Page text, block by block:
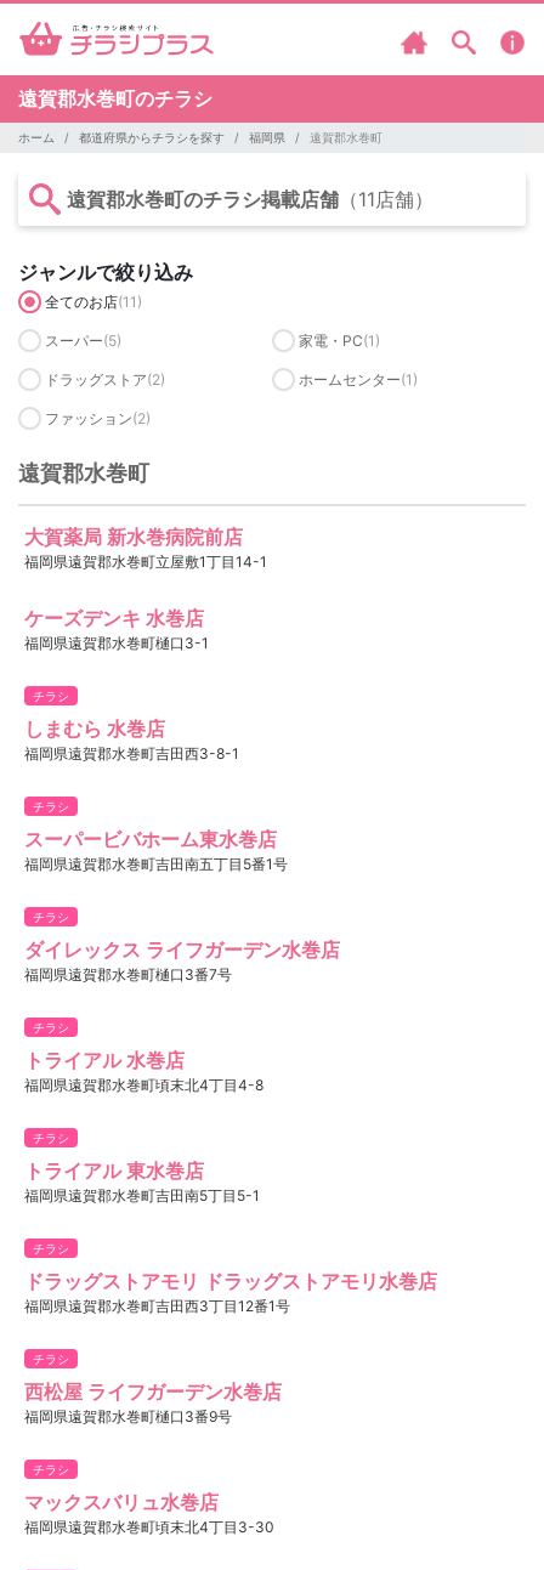
遠賀郡水巻町のチラシ
ホーム 都道府県からチラシを探す 福岡県 遠賀郡水巻町
遠賀郡水巻町のチラシ掲載店舗 （11店舗）
ジャンルで絞り込み
全てのお店(11)
スーパー(5) 家電・PC(1)
ドラッグストア(2) ホームセンター(1)
ファッション(2)
遠賀郡水巻町
大賀薬局 新水巻病院前店
福岡県遠賀郡水巻町立屋敷1丁目14-1
ケーズデンキ 水巻店
福岡県遠賀郡水巻町樋口3-1
チラシ
しまむら 水巻店
福岡県遠賀郡水巻町吉田西3-8-1
チラシ
スーパービバホーム東水巻店
福岡県遠賀郡水巻町吉田南五丁目5番1号
チラシ
ダイレックス ライフガーデン水巻店
福岡県遠賀郡水巻町樋口3番7号
チラシ
トライアル 水巻店
福岡県遠賀郡水巻町頃末北4丁目4-8
チラシ
トライアル 東水巻店
福岡県遠賀郡水巻町吉田南5丁目5-1
チラシ
ドラッグストアモリ ドラッグストアモリ水巻店
福岡県遠賀郡水巻町吉田西3丁目12番1号
チラシ
西松屋 ライフガーデン水巻店
福岡県遠賀郡水巻町樋口3番9号
チラシ
マックスバリュ水巻店
福岡県遠賀郡水巻町頃末北4丁目3-30